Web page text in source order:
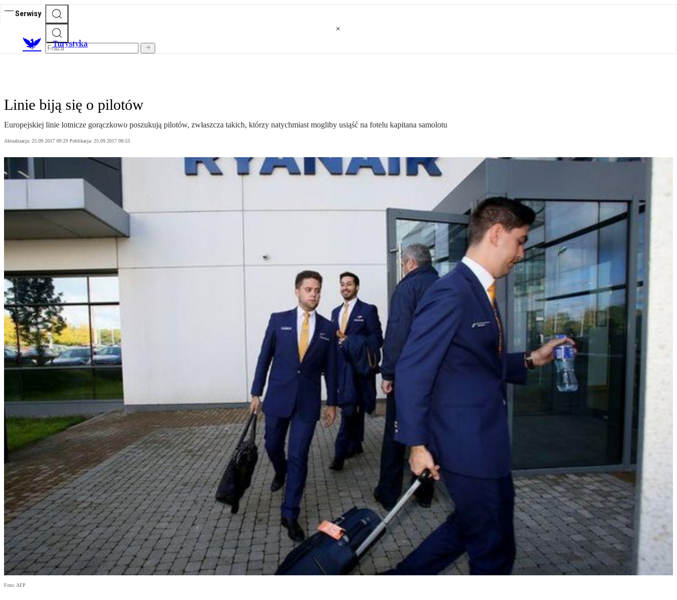
Serwisy
Turystyka
Linie biją się o pilotów
Europejskiej linie lotnicze gorączkowo poszukują pilotów, zwłaszcza takich, którzy natychmiast mogliby usiąść na fotelu kapitana samolotu
Aktualizacja: 25.09.2017 09:29 Publikacja: 25.09.2017 08:53
Foto: AFP